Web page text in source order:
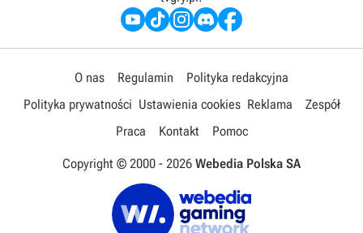
O nas Regulamin
Polityka redakcyjna
Polityka prywatności Ustawienia cookies Reklama
Zespół
Praca
Kontakt Pomoc
Copyright © 2000 - 2026 Webedia Polska SA